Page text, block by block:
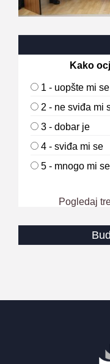
Kako
1 - uopšte mi
2 - ne sviđa mi
3 - dobar je
4 - sviđa mi se
5 - mnogo mi
Pogledaj